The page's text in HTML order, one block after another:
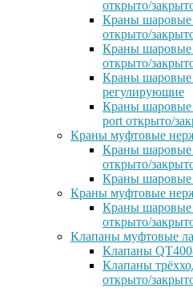
открыто/
Краны шаровые
открыто/
Краны шаровые
открыто/
Краны шаровые
регулирующие
Краны шаровые
port открыто/
Краны муфтовые
Краны
открыто/
Краны шаровые
Краны муфтовые
Краны шаровые
открыто/
Клапаны муфтовые
Клапаны
Клапаны
открыто/